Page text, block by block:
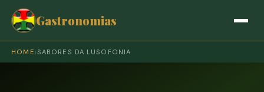
Gastronomias
HOME ›SABORES DA LUSOFONIA